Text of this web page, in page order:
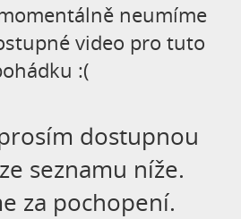
neumíme
video pro tuto
:(
dostupnou
seznamu níže.
za pochopení.